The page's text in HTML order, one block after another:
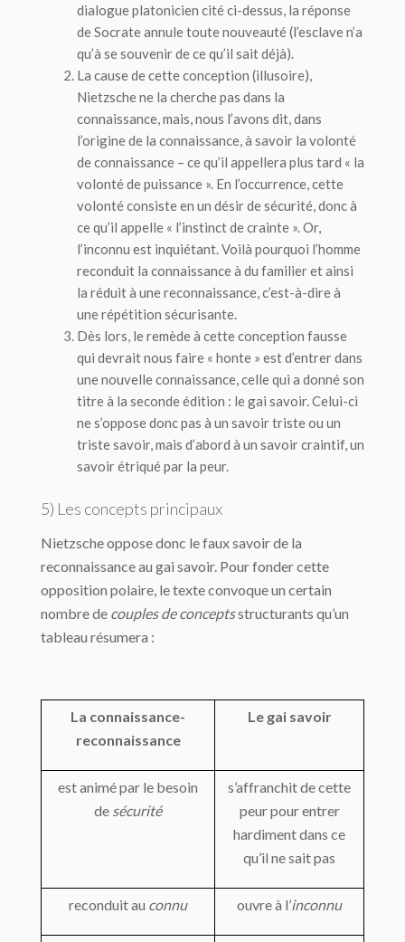
dialogue platonicien cité ci-dessus, la réponse
de Socrate annule toute nouveauté (l’esclave n’a
qu’à se souvenir de ce qu’il sait déjà).
La causede cette conception (illusoire),
Nietzsche ne la cherche pas dans la
connaissance, mais, nous l’avons dit, dans
l’origine de la connaissance, à savoir la volonté
de connaissance – ce qu’il appellera plus tard « la
volonté de puissance ». En l’occurrence, cette
volonté consiste en un désir de sécurité, donc à
ce qu’il appelle « l’instinct de crainte ». Or,
l’inconnu est inquiétant. Voilà pourquoi l’homme
reconduit la connaissance à du familier et ainsi
la réduit à une reconnaissance, c’est-à-dire à
une répétition sécurisante.
Dès lors, leremèdeà cette conception fausse
qui devrait nous faire « honte » est d’entrer dans
une nouvelle connaissance, celle qui a donné son
titre à la seconde édition : legai savoir. Celui-ci
ne s’oppose donc pas à un savoir triste ou un
triste savoir, mais d’abord à un savoir craintif, un
savoir étriqué par la peur.
5) Les concepts principaux
Nietzsche oppose donc le faux savoir de la
reconnaissance au gai savoir. Pour fonder cette
opposition polaire, le texte convoque un certain
nombre de couples de conceptsstructurants qu’un
tableau résumera :
La connaissance-
reconnaissance
Le gai savoir
est animé par le besoin
de sécurité
s’affranchit de cette
peur pour entrer
hardiment dans ce
qu’il ne sait pas
reconduit au connu ouvre à l’inconnu